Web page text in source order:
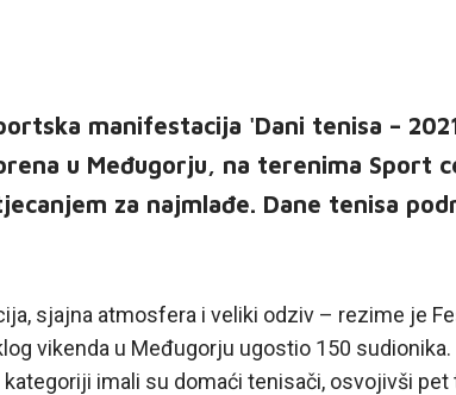
manifestacija 'Dani tenisa –
u Međugorju, na terenima Sport
za najmlađe. Dane tenisa
sjajna atmosfera i veliki odziv – rezime je
vikenda u Međugorju ugostio 150
imali su domaći tenisači, osvojivši pet